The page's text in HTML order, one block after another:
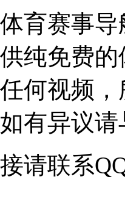
育赛事
纯免费
何视频
有异议
请联系